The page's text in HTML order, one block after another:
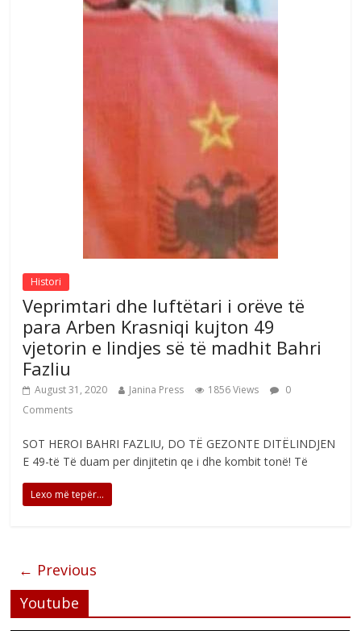
Histori
Veprimtari dhe luftëtari i orëve të
para Arben Krasniqi kujton 49
vjetorin e lindjes së të madhit Bahri
Fazliu
August 31, 2020 Janina Press 1856 Views
0
Comments
SOT HEROI BAHRI FAZLIU, DO TË GEZONTE DITËLINDJEN
E 49-të Të duam per dinjitetin qe i dhe kombit tonë! Të
Lexo më tepër...
← Previous
Youtube